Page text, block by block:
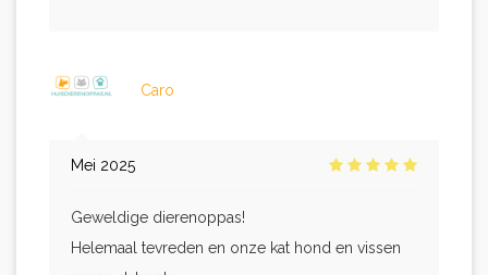
Caro
Mei 2025
Geweldige dierenoppas!
Helemaal tevreden en onze kat hond en vissen